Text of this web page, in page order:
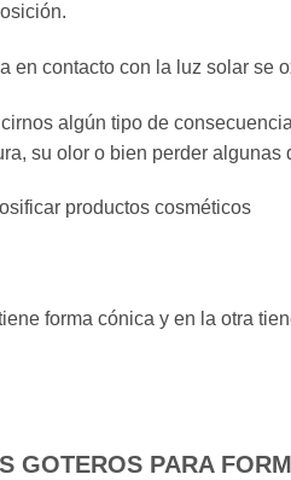
en contacto con la luz solar se
algún tipo de
su olor o bien perder algunas
productos cosméticos
forma cónica y en la otra
GOTEROS PARA